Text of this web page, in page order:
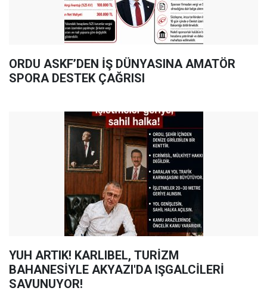
ORDU ASKF’DEN İŞ DÜNYASINA AMATÖR
SPORA DESTEK ÇAĞRISI
YUH ARTIK! KARLIBEL, TURİZM
BAHANESİYLE AKYAZI'DA IŞGALCİLERİ
SAVUNUYOR!